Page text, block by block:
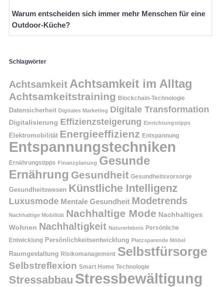
Warum entscheiden sich immer mehr Menschen für eine
Outdoor-Küche?
Schlagwörter
Achtsamkeit Achtsamkeit im Alltag
Achtsamkeitstraining Blockchain-Technologie
Datensicherheit Digitales Marketing Digitale Transformation
Digitalisierung Effizienzsteigerung Einrichtungstipps
Elektromobilität Energieeffizienz Entspannung
Entspannungstechniken
Ernährungstipps Finanzplanung Gesunde
Ernährung Gesundheit Gesundheitsvorsorge
Gesundheitswesen Künstliche Intelligenz
Luxusmode Mentale Gesundheit Modetrends
Nachhaltige Mobilität Nachhaltige Mode Nachhaltiges
Wohnen Nachhaltigkeit Naturerlebnis Persönliche
Entwicklung Persönlichkeitsentwicklung Platzsparende Möbel
Raumgestaltung Risikomanagement Selbstfürsorge
Selbstreflexion Smart Home Technologie
Stressabbau Stressbewältigung